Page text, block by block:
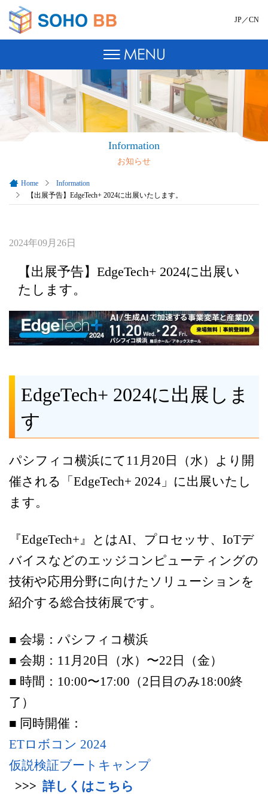
JP／CN
Information
お知らせ
Home
Information
【出展予告】EdgeTech+ 2024に出展いたします。
2024年09月26日
【出展予告】EdgeTech+ 2024に出展い
たします。
EdgeTech+ 2024に出展しま
す
パシフィコ横浜にて11月20日（水）より開
催される「EdgeTech+ 2024」に出展いたし
ます。
『EdgeTech+』とはAI、プロセッサ、IoTデ
バイスなどのエッジコンピューティングの
技術や応用分野に向けたソリューションを
紹介する総合技術展です。
■ 会場：パシフィコ横浜
■ 会期：11月20日（水）〜22日（金）
■ 時間：10:00〜17:00（2日目のみ18:00終
了）
■ 同時開催：
ETロボコン 2024
仮説検証ブートキャンプ
>>> 詳しくはこちら